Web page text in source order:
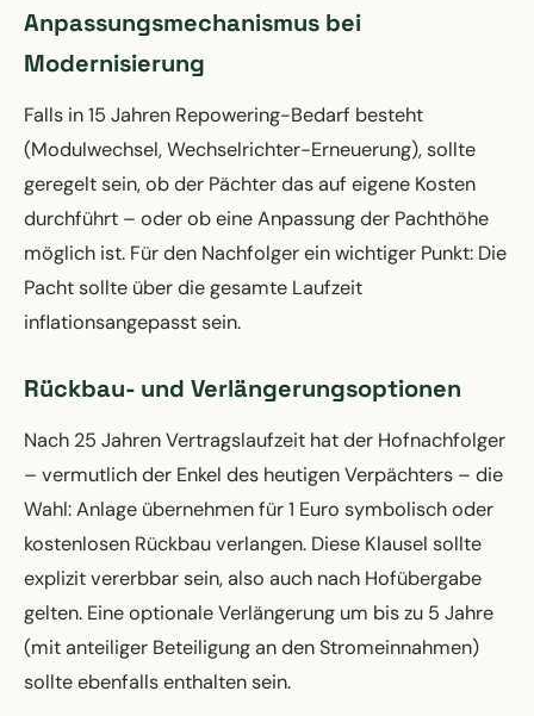
Anpassungsmechanismus bei
Modernisierung
Falls in 15 Jahren Repowering-Bedarf besteht
(Modulwechsel, Wechselrichter-Erneuerung), sollte
geregelt sein, ob der Pächter das auf eigene Kosten
durchführt – oder ob eine Anpassung der Pachthöhe
möglich ist. Für den Nachfolger ein wichtiger Punkt: Die
Pacht sollte über die gesamte Laufzeit
inflationsangepasst sein.
Rückbau- und Verlängerungsoptionen
Nach 25 Jahren Vertragslaufzeit hat der Hofnachfolger
– vermutlich der Enkel des heutigen Verpächters – die
Wahl: Anlage übernehmen für 1 Euro symbolisch oder
kostenlosen Rückbau verlangen. Diese Klausel sollte
explizit vererbbar sein, also auch nach Hofübergabe
gelten. Eine optionale Verlängerung um bis zu 5 Jahre
(mit anteiliger Beteiligung an den Stromeinnahmen)
sollte ebenfalls enthalten sein.